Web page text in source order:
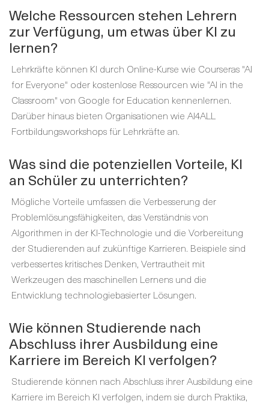
Welche Ressourcen stehen Lehrern
zur Verfügung, um etwas über KI zu
lernen?
Lehrkräfte können KI durch Online-Kurse wie Courseras "AI
for Everyone" oder kostenlose Ressourcen wie "AI in the
Classroom" von Google for Education kennenlernen.
Darüber hinaus bieten Organisationen wie AI4ALL
Fortbildungsworkshops für Lehrkräfte an.
Was sind die potenziellen Vorteile, KI
an Schüler zu unterrichten?
Mögliche Vorteile umfassen die Verbesserung der
Problemlösungsfähigkeiten, das Verständnis von
Algorithmen in der KI-Technologie und die Vorbereitung
der Studierenden auf zukünftige Karrieren. Beispiele sind
verbessertes kritisches Denken, Vertrautheit mit
Werkzeugen des maschinellen Lernens und die
Entwicklung technologiebasierter Lösungen.
Wie können Studierende nach
Abschluss ihrer Ausbildung eine
Karriere im Bereich KI verfolgen?
Studierende können nach Abschluss ihrer Ausbildung eine
Karriere im Bereich KI verfolgen, indem sie durch Praktika,